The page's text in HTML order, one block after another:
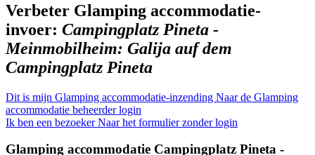
Verbeter Glamping accommodatie-
invoer: Campingplatz Pineta -
Meinmobilheim: Galija auf dem
Campingplatz Pineta
Dit is mijn Glamping accommodatie-inzending Naar de Glamping
accommodatie beheerder login
Ik ben een bezoekerNaar het formulier zonder login
Glamping accommodatie Campingplatz Pineta -